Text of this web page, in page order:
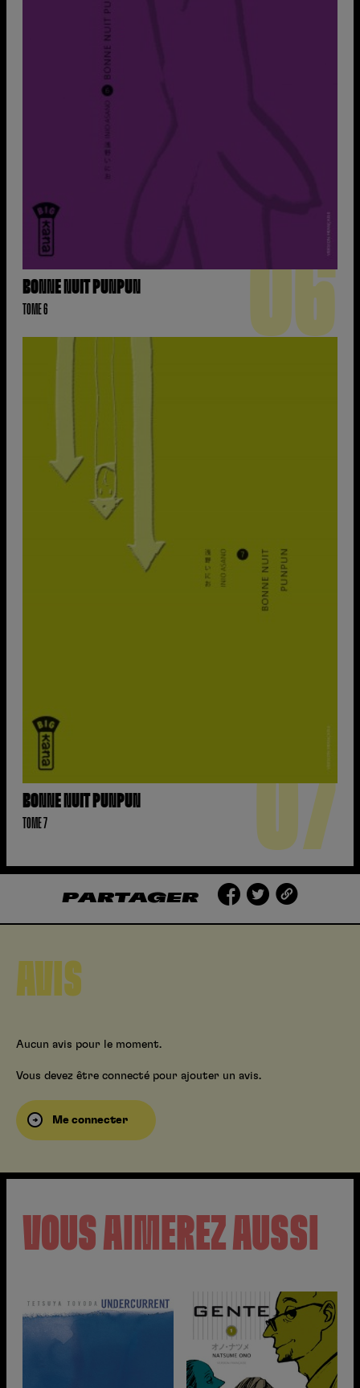
BONNE NUIT PUNPUN
TOME 6 06
BONNE NUIT PUNPUN
TOME 7 07
PARTAGER
AVIS
Aucun avis pour le moment.
Vous devez être connecté pour ajouter un avis.
Me connecter
VOUS AIMEREZ AUSSI